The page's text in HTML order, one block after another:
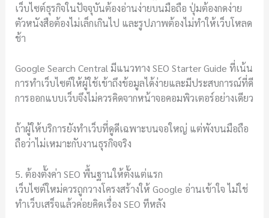
เว็บไซต์ธุรกิจในปัจจุบันต้องอ่านง่ายบนมือถือ ปุ่มต้องกดง่าย
ตัวหนังสือต้องไม่เล็กเกินไป และรูปภาพต้องไม่ทำให้เว็บโหลด
ช้า
Google Search Central มีแนวทาง SEO Starter Guide ที่เน้น
การทำเว็บไซต์ให้ผู้ใช้เข้าถึงข้อมูลได้ง่ายและมีประสบการณ์ที่ดี
การออกแบบเว็บจึงไม่ควรคิดจากหน้าจอคอมพิวเตอร์อย่างเดียว
ถ้าผู้ให้บริการยังทำเว็บที่ดูดีเฉพาะบนจอใหญ่ แต่พังบนมือถือ
ถือว่าไม่เหมาะกับงานธุรกิจจริง
5. ต้องตั้งค่า SEO พื้นฐานให้ตั้งแต่แรก
เว็บไซต์ใหม่ควรถูกวางโครงสร้างให้ Google อ่านเข้าใจ ไม่ใช่
ทำเว็บเสร็จแล้วค่อยคิดเรื่อง SEO ทีหลัง